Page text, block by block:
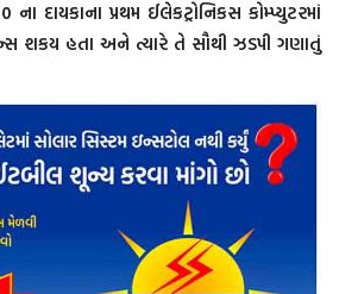
દાયકાના પ્રથમ ઈલેકટ્રોનિકસ કોમ્પ્યુટરમાં
શકય હતા અને ત્યારે તે સૌથી ઝડપી ગણાતું